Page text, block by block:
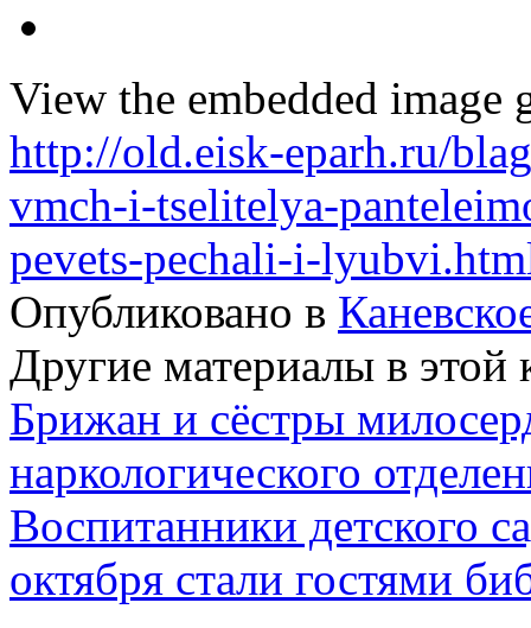
View the embedded image
http://old.eisk-eparh.ru/
vmch-i-tselitelya-
pevets-pechali-i-
Опубликовано в
Другие материалы в этой
Брижан и сёстры
наркологического
Воспитанники детского
октября стали гостями